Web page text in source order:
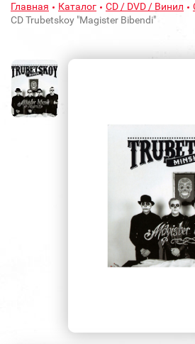
Главная Каталог CD / DVD / Винил
CD Trubetskoy "Magister Bibendi"